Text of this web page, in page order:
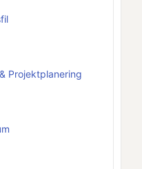
Projektplanering